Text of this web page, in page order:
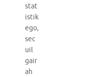
stat
istik
ego,
sec
uil
gair
ah